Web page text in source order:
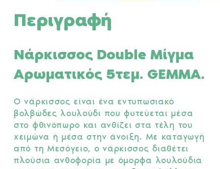
Περιγραφή
Νάρκισσος Double Μίγμα
Αρωματικός 5τεμ. GEMMA.
Ο νάρκισσος είναι ένα εντυπωσιακό
βολβώδες λουλούδι που φυτεύεται μέσα
στο φθινόπωρο και ανθίζει στα τέλη του
χειμώνα ή μέσα στην άνοιξη. Με καταγωγή
από τη Μεσόγειο, ο νάρκισσος διαθέτει
πλούσια ανθοφορία με όμορφα λουλούδια